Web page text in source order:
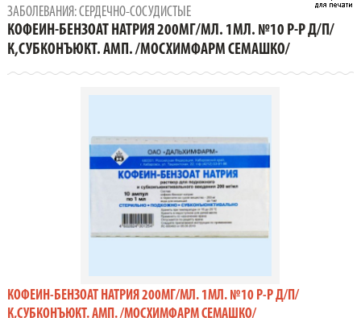
КОФЕИН-БЕНЗОАТ НАТРИЯ 200МГ/МЛ. 1МЛ. №10 Р-Р Д/П/
ЗАБОЛЕВАНИЯ: СЕРДЕЧНО-СОСУДИСТЫЕ
КОФЕИН-БЕНЗОАТ НАТРИЯ 200МГ/МЛ. 1МЛ. №10 Р-Р Д/П/
К,СУБКОНЪЮКТ. АМП. /МОСХИМФАРМ СЕМАШКО/
КОФЕИН-БЕНЗОАТ НАТРИЯ 200МГ/МЛ. 1МЛ. №10 Р-Р Д/П/
К,СУБКОНЪЮКТ. АМП. /МОСХИМФАРМ СЕМАШКО/